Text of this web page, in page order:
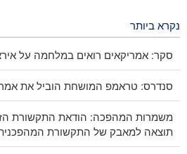
נקרא ביותר
סקר: אמריקאים רואים במלחמה על
סנדרס: טראמפ המושחת הוביל את
משמרות המהפכה: הודאת התקשורת
תוצאה למאבק של התקשורת